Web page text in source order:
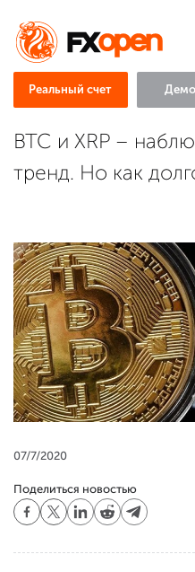
Реальный счет Демо
BTC и XRP –
тренд. Но как
07/7/2020
Поделиться новостью